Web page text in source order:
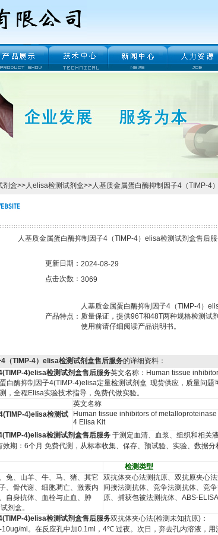
剂盒>>人elisa检测试剂盒>>人基质金属蛋白酶抑制因子4（TIMP-4
人基质金属蛋白酶抑制因子4（TIMP-4）elisa检测试剂盒售后
更新日期： 2024-08-29
点击次数： 3069
产品特点：
人基质金属蛋白酶抑制因子4（TIMP-4）
质量保证，提供96T和48T两种规格检测试
使用前请仔细阅读产品说明书。
（TIMP-4）elisa检测试剂盒售后服务的详细资料：
4)elisa检测试剂盒售后服务英文名称： Human tissue
白酶抑制因子4(TIMP-4)elisa定量检测试剂盒 现货供应，质量问题
，全程 Elisa实验技术指导，免费代做实验。
英文名称
4)elisa检测试
Human tissue inhibitors of metalloproteinase
4 Elisa Kit
4)elisa检测试剂盒售后服务 于测定血清、血浆、组织和相关
效期： 6个月 免费代测，从标本收集、保存、预试验、实验、数据
检测类型
兔、山羊、牛、马、猪、其它
、骨代谢、细胞凋亡、激素内
自身抗体、血栓与止血、肿
剂盒。
双抗体夹心法测抗原、双抗原夹心法
间接法测抗体、竞争法测抗体、竞
原、捕获包被法测抗体、 ABS-ELISA
4)elisa检测试剂盒售后服务双抗体夹心法(检测未知抗原) ：
10ug/ml 。在反应孔中加0.1ml ， 4℃ 过夜。次日，弃去孔内溶液，用